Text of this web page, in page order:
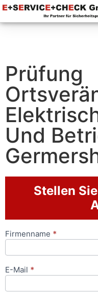
Prüfung
Und
Stellen
Anfrageformular
Firmenname *
E-Mail *